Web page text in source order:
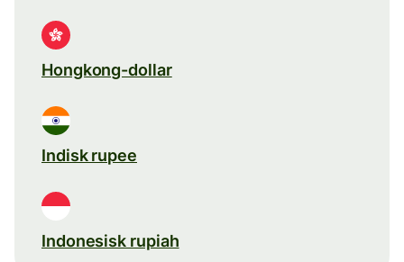
Hongkong-dollar
Indisk rupee
Indonesisk rupiah